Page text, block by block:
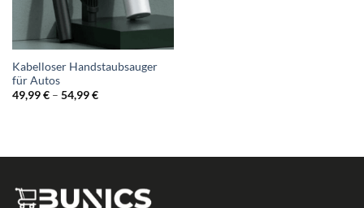
Kabelloser Handstaubsauger
für Autos
49,99€ – 54,99€Preisspanne: